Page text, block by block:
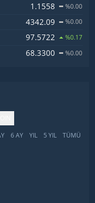
1.1558 %0.00
4342.09 %0.00
97.5722 %0.17
68.3300 %0.00
6 AY YIL 5 YIL TÜMÜ